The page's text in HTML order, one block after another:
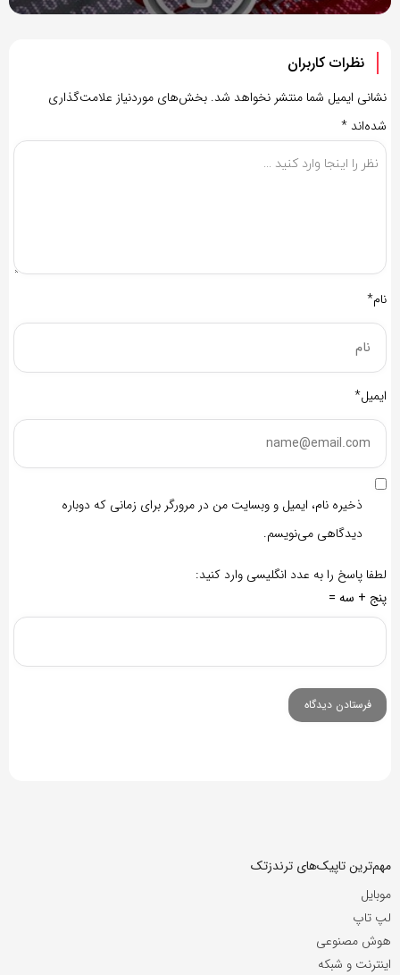
نظرات کاربران
نشانی ایمیل شما منتشر نخواهد شد. بخش‌های موردنیاز علامت‌گذاری
شده‌اند *
نام*
ایمیل*
ذخیره نام، ایمیل و وبسایت من در مرورگر برای زمانی که دوباره
دیدگاهی می‌نویسم.
لطفا پاسخ را به عدد انگلیسی وارد کنید:
پنج + سه =
مهم‌ترین تاپیک‌های ترندزتک
موبایل
لپ تاپ
هوش مصنوعی
اینترنت و شبکه